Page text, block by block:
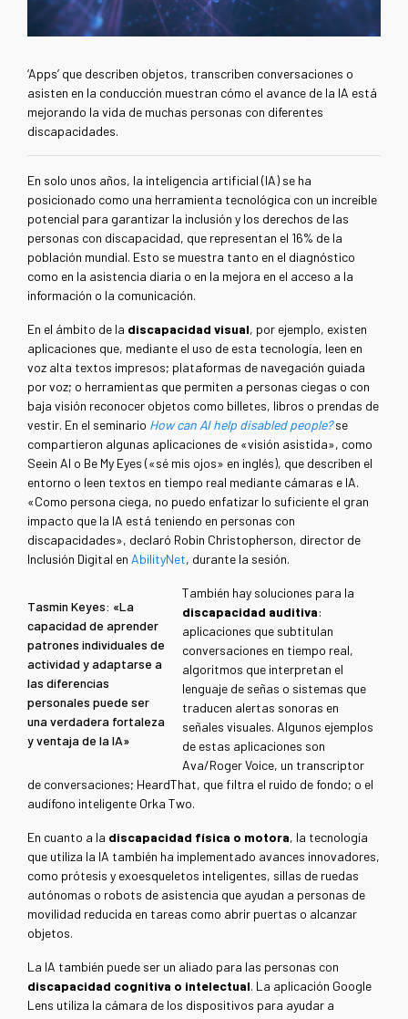
‘Apps’ que describen objetos, transcriben conversaciones o
asisten en la conducción muestran cómo el avance de la IA está
mejorando la vida de muchas personas con diferentes
discapacidades.
En solo unos años, la inteligencia artificial (IA) se ha
posicionado como una herramienta tecnológica con un increíble
potencial para garantizar la inclusión y los derechos de las
personas con discapacidad, que representan el 16% de la
población mundial. Esto se muestra tanto en el diagnóstico
como en la asistencia diaria o en la mejora en el acceso a la
información o la comunicación.
En el ámbito de la discapacidad visual, por ejemplo, existen
aplicaciones que, mediante el uso de esta tecnología, leen en
voz alta textos impresos; plataformas de navegación guiada
por voz; o herramientas que permiten a personas ciegas o con
baja visión reconocer objetos como billetes, libros o prendas de
vestir. En el seminario How can AI help disabled people?se
compartieron algunas aplicaciones de «visión asistida», como
Seein AI o Be My Eyes («sé mis ojos» en inglés), que describen el
entorno o leen textos en tiempo real mediante cámaras e IA.
«Como persona ciega, no puedo enfatizar lo suficiente el gran
impacto que la IA está teniendo en personas con
discapacidades», declaró Robin Christopherson, director de
Inclusión Digital en AbilityNet, durante la sesión.
Tasmin Keyes: «La
capacidad de aprender
patrones individuales de
actividad y adaptarse a
las diferencias
personales puede ser
una verdadera fortaleza
y ventaja de la IA»
También hay soluciones para la
discapacidad auditiva:
aplicaciones que subtitulan
conversaciones en tiempo real,
algoritmos que interpretan el
lenguaje de señas o sistemas que
traducen alertas sonoras en
señales visuales. Algunos ejemplos
de estas aplicaciones son
Ava/Roger Voice, un transcriptor
de conversaciones; HeardThat, que filtra el ruido de fondo; o el
audífono inteligente Orka Two.
En cuanto a la discapacidad física o motora, la tecnología
que utiliza la IA también ha implementado avances innovadores,
como prótesis y exoesqueletos inteligentes, sillas de ruedas
autónomas o robots de asistencia que ayudan a personas de
movilidad reducida en tareas como abrir puertas o alcanzar
objetos.
La IA también puede ser un aliado para las personas con
discapacidad cognitiva o intelectual. La aplicación Google
Lens utiliza la cámara de los dispositivos para ayudar a